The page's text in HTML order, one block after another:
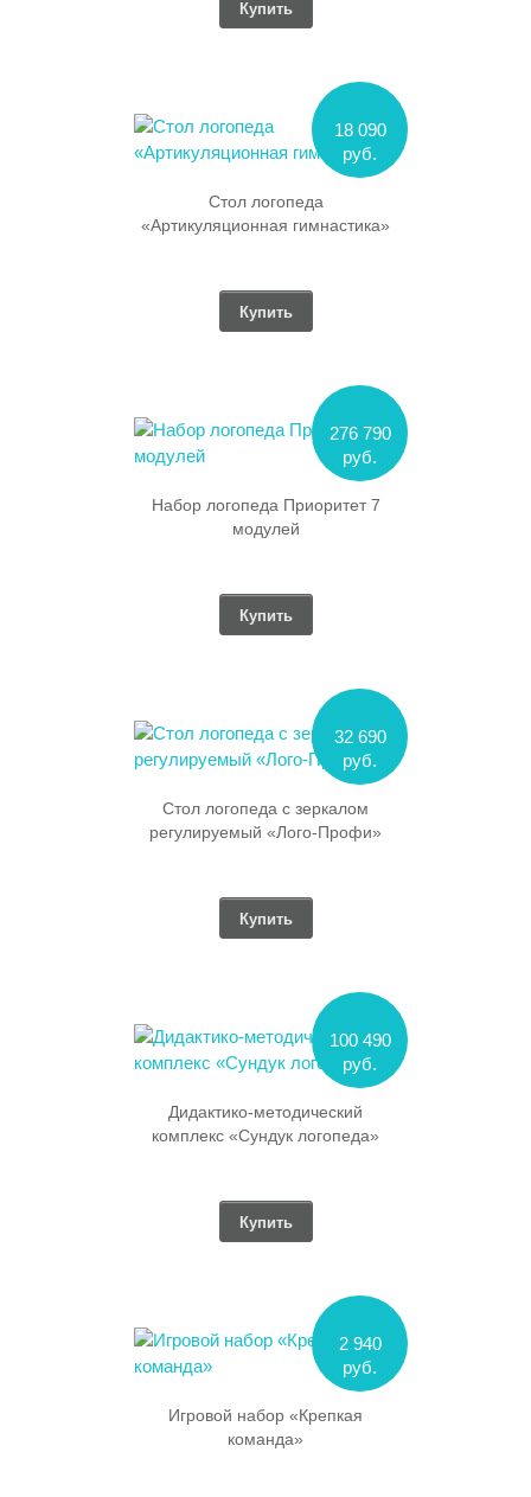
Купить
18 090
руб.
Стол логопеда
«Артикуляционная гимнастика»
Купить
276 790
руб.
Набор логопеда Приоритет 7
модулей
Купить
32 690
руб.
Стол логопеда с зеркалом
регулируемый «Лого-Профи»
Купить
100 490
руб.
Дидактико-методический
комплекс «Сундук логопеда»
Купить
2 940
руб.
Игровой набор «Крепкая
команда»